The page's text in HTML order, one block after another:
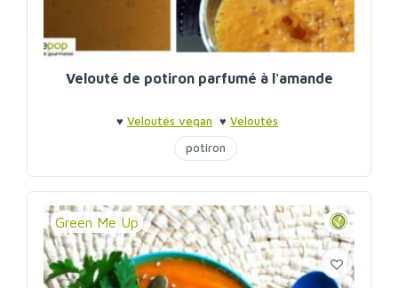
Velouté de potiron parfumé à l'amande
♥ Veloutés vegan ♥ Veloutés
potiron
Green Me Up